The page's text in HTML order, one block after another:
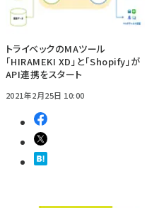
トライベックのMAツール
「HIRAMEKI XD」と「Shopify」が
API連携をスタート
2021年2月25日 10:00